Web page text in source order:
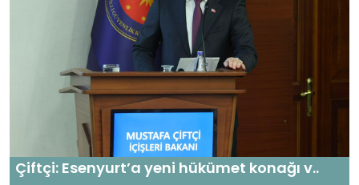
Çiftçi: Esenyurt’a yeni hükümet konağı v..